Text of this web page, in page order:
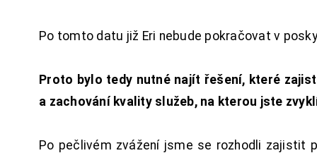
Po tomto datu již Eri nebude pokračovat v
Proto bylo tedy nutné najít řešení, které
a zachování kvality služeb, na kterou jste
Po pečlivém zvážení jsme se rozhodli zajistit